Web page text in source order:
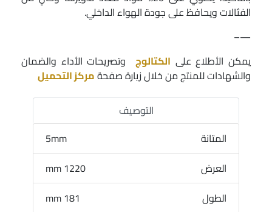
الفثالات ويحافظ على جودة الهواء الداخلي.
—–
يمكن الأطلاع على الكتالوج وتصريحات الأداء والضمان
والشهادات للمنتج من خلال زيارة صفحةمركز التحميل
التوصيف
المتانة
5mm
العرض
1220 mm
الطول
181 mm